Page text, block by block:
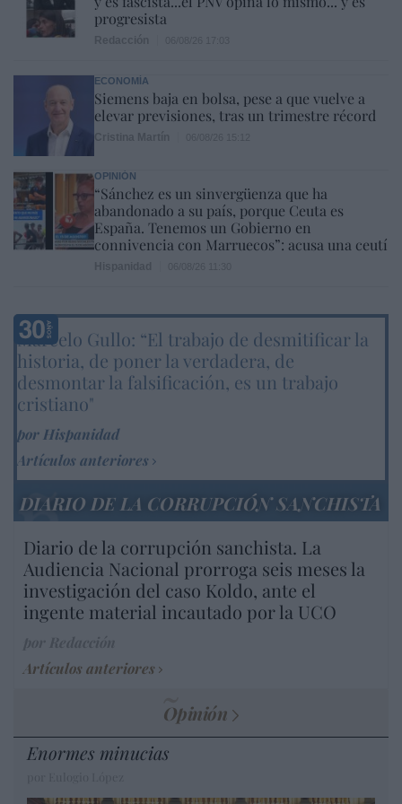
progresista
ECONOMÍA
Siemens baja en bolsa, pese a que vuelve a
elevar previsiones, tras un trimestre récord
OPINIÓN
“Sánchez es un sinvergüenza que ha
abandonado a su país, porque Ceuta es
España. Tenemos un Gobierno en
connivencia con Marruecos”: acusa una ceutí
Marcelo Gullo: “El trabajo de desmitificar la
historia, de poner la verdadera, de
desmontar la falsificación, es un trabajo
cristiano"
por Hispanidad
Artículos anteriores
DIARIO DE LA CORRUPCIÓN SANCHISTA
Diario de la corrupción sanchista. La
Audiencia Nacional prorroga seis meses la
investigación del caso Koldo, ante el
ingente material incautado por la UCO
Artículos anteriores
Opinión
Enormes minucias